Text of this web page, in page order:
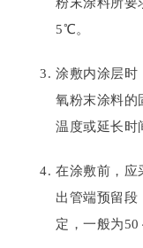
5℃。
涂敷内涂层时
氧粉末涂料的
温度或延长时
在涂敷前，应
出管端预留段
定，一般为50